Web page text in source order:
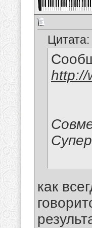
Цитата:
http://
как